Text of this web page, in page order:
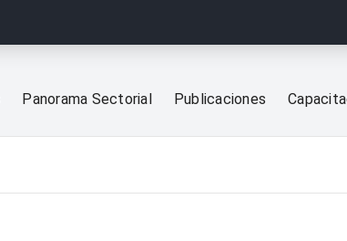
Panorama Sectorial Publicaciones